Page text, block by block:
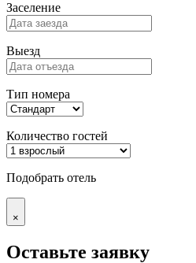
Заселение
Выезд
Тип номера
Количество гостей
Подобрать отель
×
Оставьте заявку